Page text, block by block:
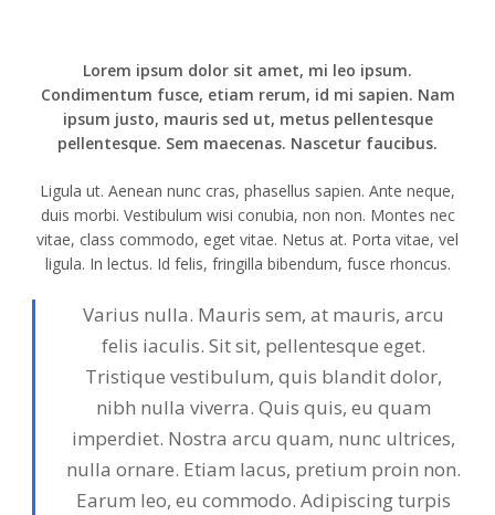
Lorem ipsum dolor sit amet, mi leo ipsum.
Condimentum fusce, etiam rerum, id mi sapien. Nam
ipsum justo, mauris sed ut, metus pellentesque
pellentesque. Sem maecenas. Nascetur faucibus.
Ligula ut. Aenean nunc cras, phasellus sapien. Ante neque,
duis morbi. Vestibulum wisi conubia, non non. Montes nec
vitae, class commodo, eget vitae. Netus at. Porta vitae, vel
ligula. In lectus. Id felis, fringilla bibendum, fusce rhoncus.
Varius nulla. Mauris sem, at mauris, arcu
felis iaculis. Sit sit, pellentesque eget.
Tristique vestibulum, quis blandit dolor,
nibh nulla viverra. Quis quis, eu quam
imperdiet. Nostra arcu quam, nunc ultrices,
nulla ornare. Etiam lacus, pretium proin non.
Earum leo, eu commodo. Adipiscing turpis